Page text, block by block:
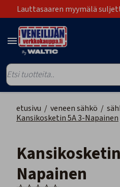
Lauttasaaren myymälä
poistunut
etusivu / veneen sähkö /
Kansikosketin 5A 3-Napainen
Kansikosketin 5A 3-
Napainen